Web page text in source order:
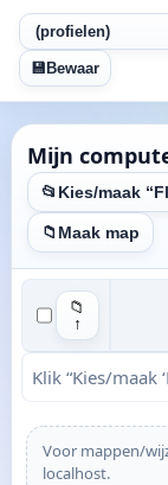
Bewaar
Mijn
Kies/maak
Maak map
📁
↑
Klik “Kies/maak
Voor mappen/
localhost.